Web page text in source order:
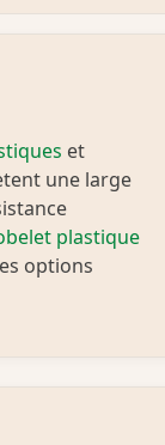
et
une large
plastique
options